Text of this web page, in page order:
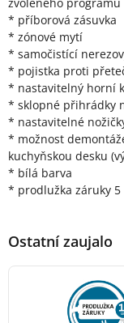
zvoleného programu
* příborová zásuvka
* zónové mytí
* samočistící
* pojistka proti
* nastavitelný horní
* sklopné přihrádky
* nastavitelné
* možnost
kuchyňskou desku
* bílá barva
* prodlužka záruky
Ostatní zaujalo